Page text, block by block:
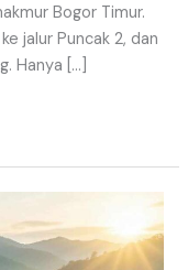
Bogor Timur.
jalur Puncak 2, dan
Hanya […]